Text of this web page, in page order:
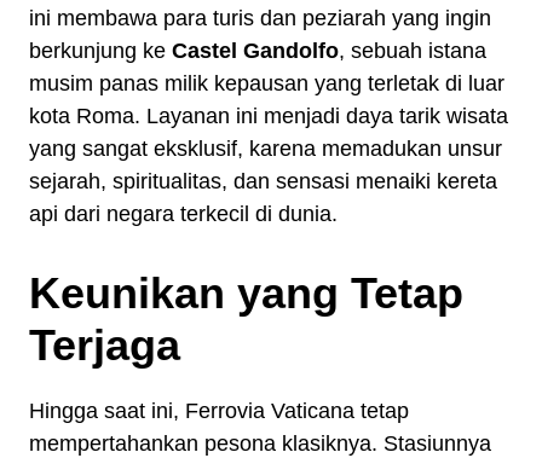
ini membawa para turis dan peziarah yang ingin
berkunjung ke Castel Gandolfo, sebuah istana
musim panas milik kepausan yang terletak di luar
kota Roma. Layanan ini menjadi daya tarik wisata
yang sangat eksklusif, karena memadukan unsur
sejarah, spiritualitas, dan sensasi menaiki kereta
api dari negara terkecil di dunia.
Keunikan yang Tetap
Terjaga
Hingga saat ini, Ferrovia Vaticana tetap
mempertahankan pesona klasiknya. Stasiunnya